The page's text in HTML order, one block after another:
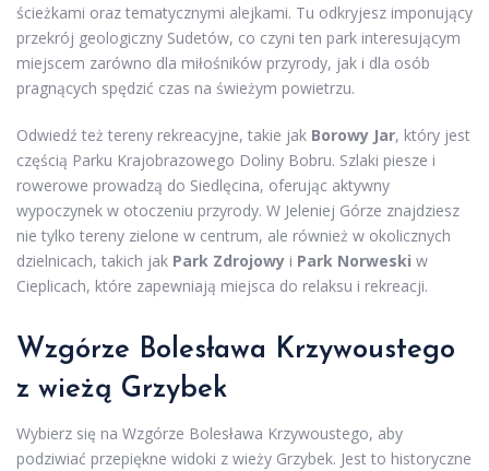
ścieżkami oraz tematycznymi alejkami. Tu odkryjesz imponujący
przekrój geologiczny Sudetów, co czyni ten park interesującym
miejscem zarówno dla miłośników przyrody, jak i dla osób
pragnących spędzić czas na świeżym powietrzu.
Odwiedź też tereny rekreacyjne, takie jak Borowy Jar, który jest
częścią Parku Krajobrazowego Doliny Bobru. Szlaki piesze i
rowerowe prowadzą do Siedlęcina, oferując aktywny
wypoczynek w otoczeniu przyrody. W Jeleniej Górze znajdziesz
nie tylko tereny zielone w centrum, ale również w okolicznych
dzielnicach, takich jak Park Zdrojowy i Park Norweski w
Cieplicach, które zapewniają miejsca do relaksu i rekreacji.
Wzgórze Bolesława Krzywoustego
z wieżą Grzybek
Wybierz się na Wzgórze Bolesława Krzywoustego, aby
podziwiać przepiękne widoki z wieży Grzybek. Jest to historyczne